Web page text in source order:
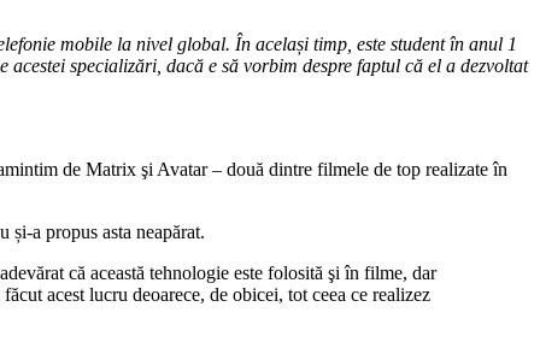
mobile la nivel global. În același timp, este student în anul 1
specializări, dacă e să vorbim despre faptul că el a dezvoltat
de Matrix şi Avatar – două dintre filmele de top realizate în
a propus asta neapărat.
că această tehnologie este folosită şi în filme, dar
acest lucru deoarece, de obicei, tot ceea ce realizez